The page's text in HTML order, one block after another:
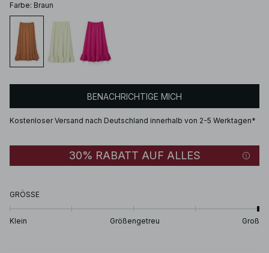
Farbe: Braun
BENACHRICHTIGE MICH
Kostenloser Versand nach Deutschland innerhalb von 2-5 Werktagen*
30% RABATT AUF ALLES
GRÖSSE
Klein Größengetreu Groß